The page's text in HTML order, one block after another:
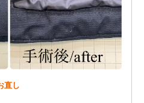
直し